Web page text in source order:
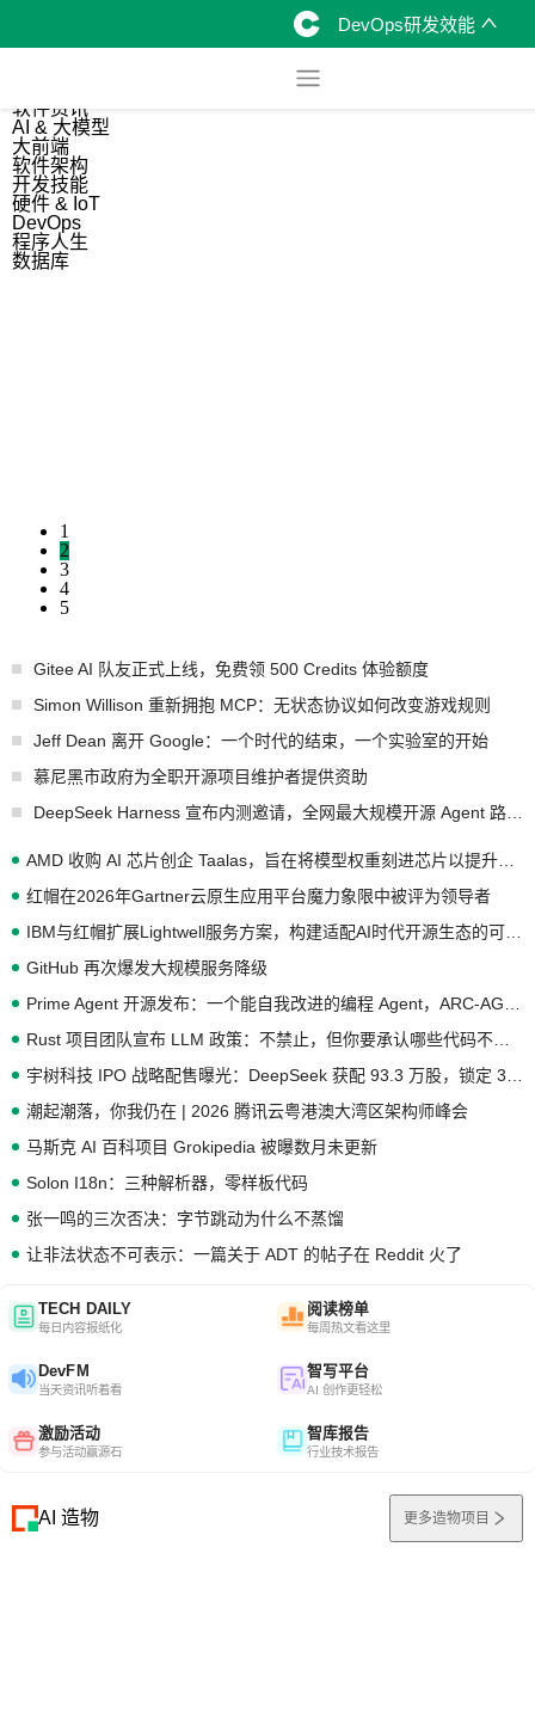
DevOps研发效能
软件资讯
AI & 大模型
大前端
软件架构
开发技能
硬件 & IoT
DevOps
程序人生
数据库
1
2
3
4
5
Gitee AI 队友正式上线，免费领 500 Credits 体验额度
Simon Willison 重新拥抱 MCP：无状态协议如何改变游戏规则
Jeff Dean 离开 Google：一个时代的结束，一个实验室的开始
慕尼黑市政府为全职开源项目维护者提供资助
红帽在2026年Gartner云原生应用平台魔力象限中被评为领导者
GitHub 再次爆发大规模服务降级
潮起潮落，你我仍在 | 2026 腾讯云粤港澳大湾区架构师峰会
马斯克 AI 百科项目 Grokipedia 被曝数月未更新
Solon I18n：三种解析器，零样板代码
张一鸣的三次否决：字节跳动为什么不蒸馏
让非法状态不可表示：一篇关于 ADT 的帖子在 Reddit 火了
TECH DAILY
每日内容报纸化
阅读榜单
每周热文看这里
DevFM
当天资讯听着看
智写平台
AI 创作更轻松
激励活动
参与活动赢源石
智库报告
行业技术报告
AI 造物 更多造物项目